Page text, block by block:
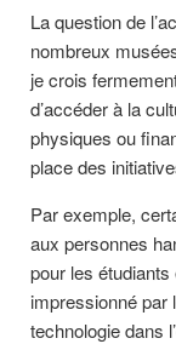
La question de
nombreux
je crois
d’accéder à la
physiques ou
place des
Par exemple,
aux personnes
pour les étudiants
impressionné par
technologie dans